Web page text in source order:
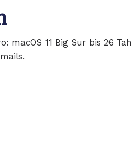
macOS 11 Big Sur bis 26